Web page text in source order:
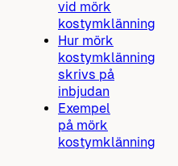
vid mörk
kostymklänning
Hur mörk
kostymklänning
skrivs på
inbjudan
Exempel
på mörk
kostymklänning